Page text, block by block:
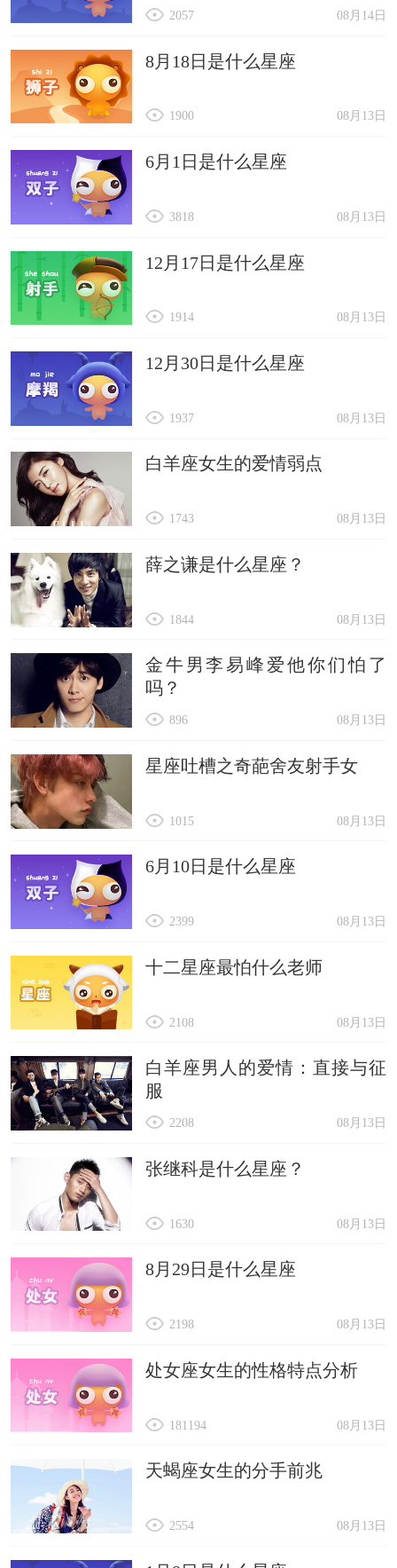
08月14日
2057
8月18日是什么星座
08月13日
1900
6月1日是什么星座
08月13日
3818
12月17日是什么星座
08月13日
1914
12月30日是什么星座
08月13日
1937
白羊座女生的爱情弱点
08月13日
1743
薛之谦是什么星座？
08月13日
1844
金牛男李易峰爱他你们怕了
吗？
08月13日
896
星座吐槽之奇葩舍友射手女
08月13日
1015
6月10日是什么星座
08月13日
2399
十二星座最怕什么老师
08月13日
2108
白羊座男人的爱情：直接与征
服
08月13日
2208
张继科是什么星座？
08月13日
1630
8月29日是什么星座
08月13日
2198
处女座女生的性格特点分析
08月13日
181194
天蝎座女生的分手前兆
08月13日
2554